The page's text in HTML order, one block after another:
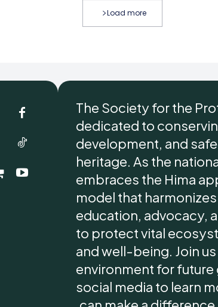
Load more
The Society for the
dedicated to
development, and
heritage. As the
embraces the Hima
model that
education, advocacy,
to protect vital
and well-being. Join
environment for future
social media to learn